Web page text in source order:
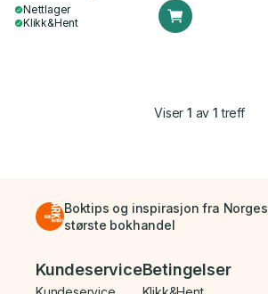
Nettlager
Klikk&Hent
Viser1 av 1 treff
Boktips og inspirasjon fra Norges
største bokhandel
Bunnmeny
KundeserviceBetingelser